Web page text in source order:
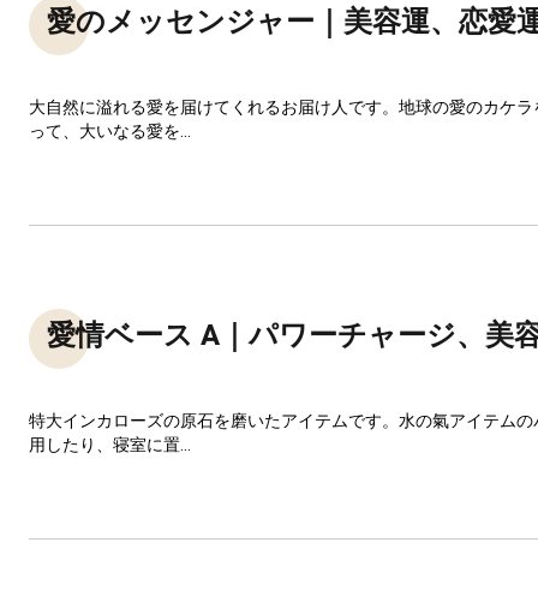
愛のメッセンジャー｜美容運、恋愛
大自然に溢れる愛を届けてくれるお届け人です。地球の愛のカケ
って、大いなる愛を...
愛情ベース A｜パワーチャージ、美
特大インカローズの原石を磨いたアイテムです。水の氣アイテム
用したり、寝室に置...